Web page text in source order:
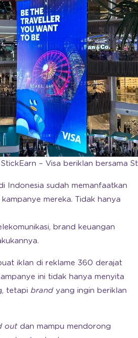
– Visa beriklan bersama
Indonesia sudah memanfaatkan
mereka. Tidak hanya
brand keuangan
iklan di reklame 360 derajat
ini tidak hanya menyita
tetapi brandyang ingin beriklan
outdan mampu mendorong